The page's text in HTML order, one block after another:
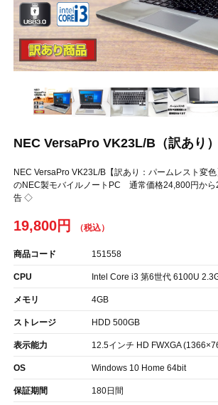
NEC VersaPro VK23L/B（訳あり）
NEC VersaPro VK23L/B【訳あり：パームレスト変
のNEC製モバイルノートPC 通常価格24,800円
告 ◇
19,800円
商品コード 151558
CPU Intel Core i3 第6世代 6100U
メモリ 4GB
ストレージ HDD 500GB
表示能力 12.5インチ HD FWXGA
OS Windows 10 Home 64bit
保証期間 180日間